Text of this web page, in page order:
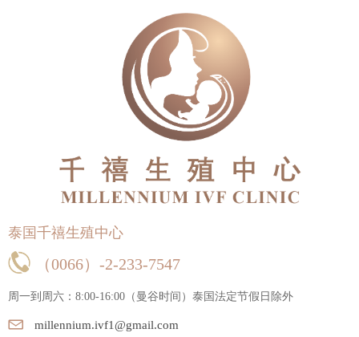
泰国千禧生殖中心
（0066）-2-233-7547
周一到周六：8:00-16:00（曼谷时间） 泰国法定节假日除外
millennium.ivf1@gmail.com